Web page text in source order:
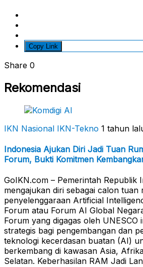
Copy Link
Share 0
Rekomendasi
IKN Nasional IKN-Tekno 1 tahun
Indonesia Ajukan Diri Jadi Tuan
Forum, Bukti Komitmen
GoIKN.com – Pemerintah Republik
mengajukan diri sebagai calon tuan
penyelenggaraan Artificial
Forum atau Forum AI Global
Forum yang digagas oleh UNESCO
strategis bagi pengembangan dan
teknologi kecerdasan buatan (AI)
berkembang di kawasan Asia,
Selatan. Keberhasilan RAM Jadi